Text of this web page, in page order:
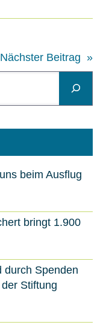
Nächster Beitrag »
beim Ausflug
bringt 1.900
durch Spenden
Stiftung